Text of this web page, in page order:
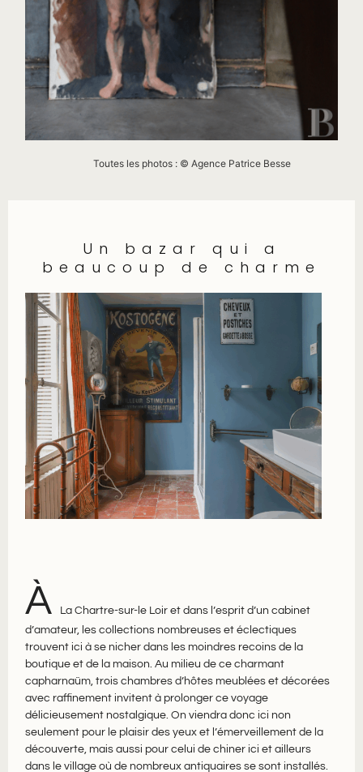
Toutes les photos : © Agence Patrice Besse
Un bazar qui a
beaucoup de charme
À
La Chartre-sur-le Loir et dans l’esprit d’un cabinet
d’amateur, les collections nombreuses et éclectiques
trouvent ici à se nicher dans les moindres recoins de la
boutique et de la maison. Au milieu de ce charmant
capharnaüm, trois chambres​ d’hôtes meublées et décorées
avec raffinement invitent à prolonger ce voyage
délicieusement nostalgique. On viendra donc ici non
seulement pour le plaisir des yeux et l’émerveillement de la
découverte, mais aussi pour celui de chiner ici et ailleurs
dans le village où de nombreux antiquaires se sont installés.